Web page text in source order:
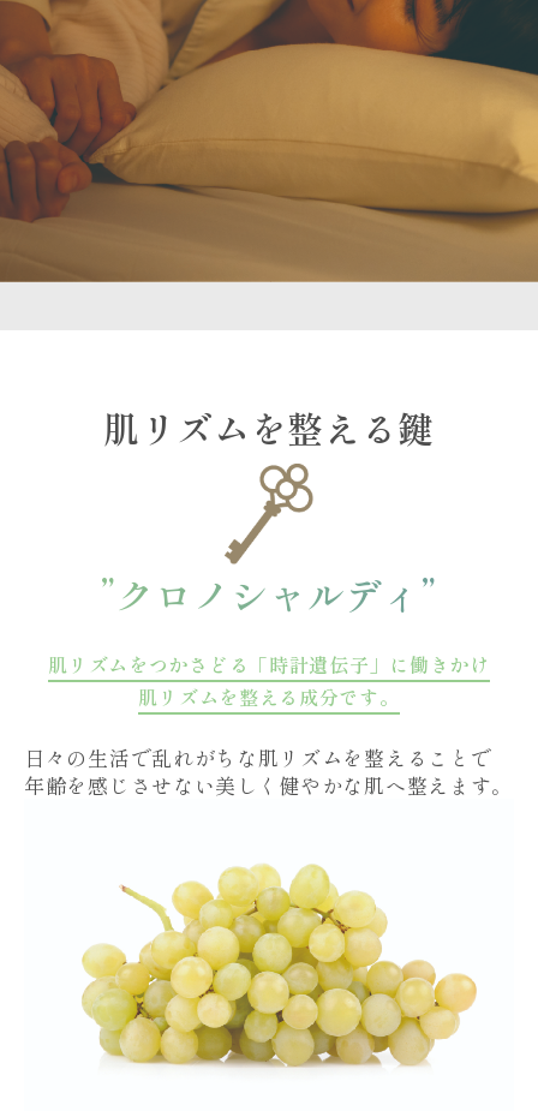
肌リズムを整える鍵
”クロノシャルディ”
肌リズムをつかさどる「時計遺伝子」に働きかけ
肌リズムを整える成分です。
日々の生活で乱れがちな肌リズムを整えることで
年齢を感じさせない美しく健やかな肌へ整えます。